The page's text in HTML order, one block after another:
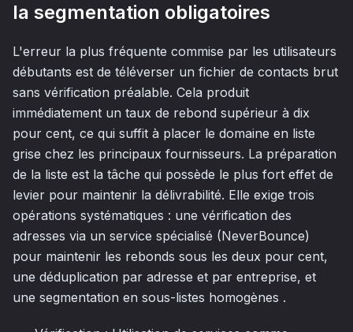
la segmentation obligatoires
L'erreur la plus fréquente commise par les utilisateurs
débutants est de téléverser un fichier de contacts brut
sans vérification préalable. Cela produit
immédiatement un taux de rebond supérieur à dix
pour cent, ce qui suffit à placer le domaine en liste
grise chez les principaux fournisseurs. La préparation
de la liste est la tâche qui possède le plus fort effet de
levier pour maintenir la délivrabilité. Elle exige trois
opérations systématiques : une vérification des
adresses via un service spécialisé (NeverBounce)
pour maintenir les rebonds sous les deux pour cent,
une déduplication par adresse et par entreprise, et
une segmentation en sous-listes homogènes .